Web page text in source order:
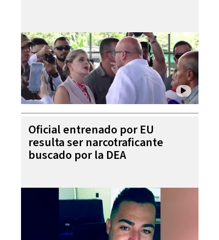
Oficial entrenado por EU
resulta ser narcotraficante
buscado por la DEA